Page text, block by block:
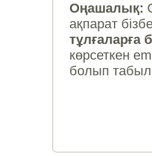
Оңашалық:
ақпарат
тұлғаларға
көрсеткен
болып